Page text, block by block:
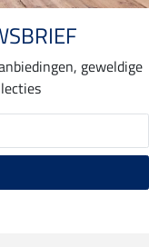
geweldige